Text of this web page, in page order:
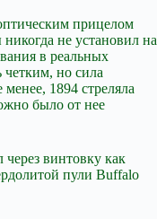
прицелом
не установил на
в реальных
но сила
1894 стреляла
было от нее
винтовку как
пули Buffalo